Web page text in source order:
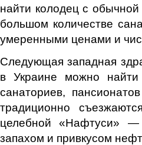
найти колодец с
большом количестве
умеренными ценами и
Следующая западная
в Украине можно
санаториев,
традиционно
целебной «Нафтуси» —
запахом и привкусом